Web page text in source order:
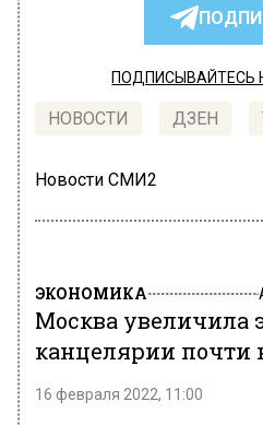
ПОДПИСЫВАЙТЕСЬ
НОВОСТИ ДЗЕН
Новости СМИ2
ЭКОНОМИКА
Москва увеличила
канцелярии почти
16 февраля 2022, 11:00